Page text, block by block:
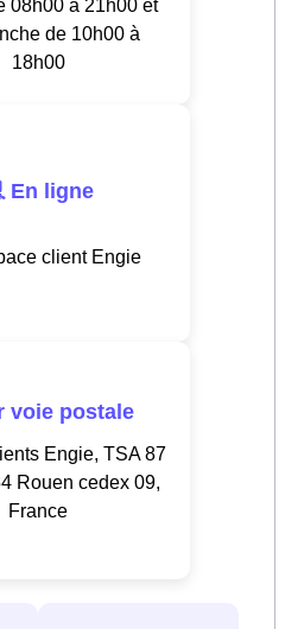
08h00 à 21h00 et
de 10h00 à
18h00
En ligne
client Engie
voie postale
Engie, TSA 87
Rouen cedex 09,
France